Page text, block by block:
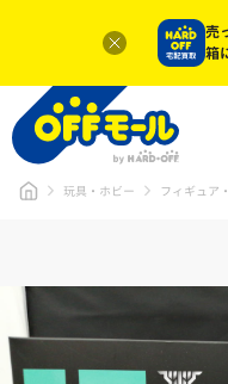
売
箱
玩具・ホビー フィギュア